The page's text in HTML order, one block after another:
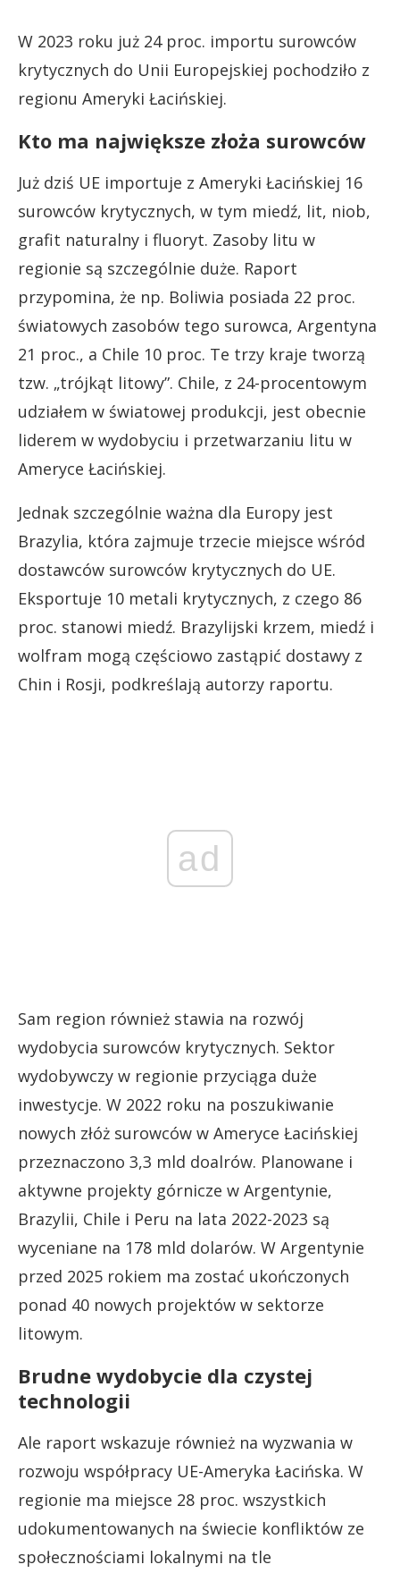
W 2023 roku już 24 proc. importu surowców
krytycznych do Unii Europejskiej pochodziło z
regionu Ameryki Łacińskiej.
Kto ma największe złoża surowców
Już dziś UE importuje z Ameryki Łacińskiej 16
surowców krytycznych, w tym miedź, lit, niob,
grafit naturalny i fluoryt. Zasoby litu w
regionie są szczególnie duże. Raport
przypomina, że np. Boliwia posiada 22 proc.
światowych zasobów tego surowca, Argentyna
21 proc., a Chile 10 proc. Te trzy kraje tworzą
tzw. „trójkąt litowy”. Chile, z 24-procentowym
udziałem w światowej produkcji, jest obecnie
liderem w wydobyciu i przetwarzaniu litu w
Ameryce Łacińskiej.
Jednak szczególnie ważna dla Europy jest
Brazylia, która zajmuje trzecie miejsce wśród
dostawców surowców krytycznych do UE.
Eksportuje 10 metali krytycznych, z czego 86
proc. stanowi miedź. Brazylijski krzem, miedź i
wolfram mogą częściowo zastąpić dostawy z
Chin i Rosji, podkreślają autorzy raportu.
ad
Sam region również stawia na rozwój
wydobycia surowców krytycznych. Sektor
wydobywczy w regionie przyciąga duże
inwestycje. W 2022 roku na poszukiwanie
nowych złóż surowców w Ameryce Łacińskiej
przeznaczono 3,3 mld doalrów. Planowane i
aktywne projekty górnicze w Argentynie,
Brazylii, Chile i Peru na lata 2022-2023 są
wyceniane na 178 mld dolarów. W Argentynie
przed 2025 rokiem ma zostać ukończonych
ponad 40 nowych projektów w sektorze
litowym.
Brudne wydobycie dla czystej
technologii
Ale raport wskazuje również na wyzwania w
rozwoju współpracy UE-Ameryka Łacińska. W
regionie ma miejsce 28 proc. wszystkich
udokumentowanych na świecie konfliktów ze
społecznościami lokalnymi na tle